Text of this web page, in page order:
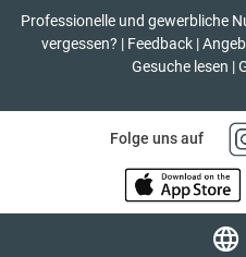
Professionelle und gewerbliche
vergessen? | Feedback |
Gesuche lesen |
Folge uns auf